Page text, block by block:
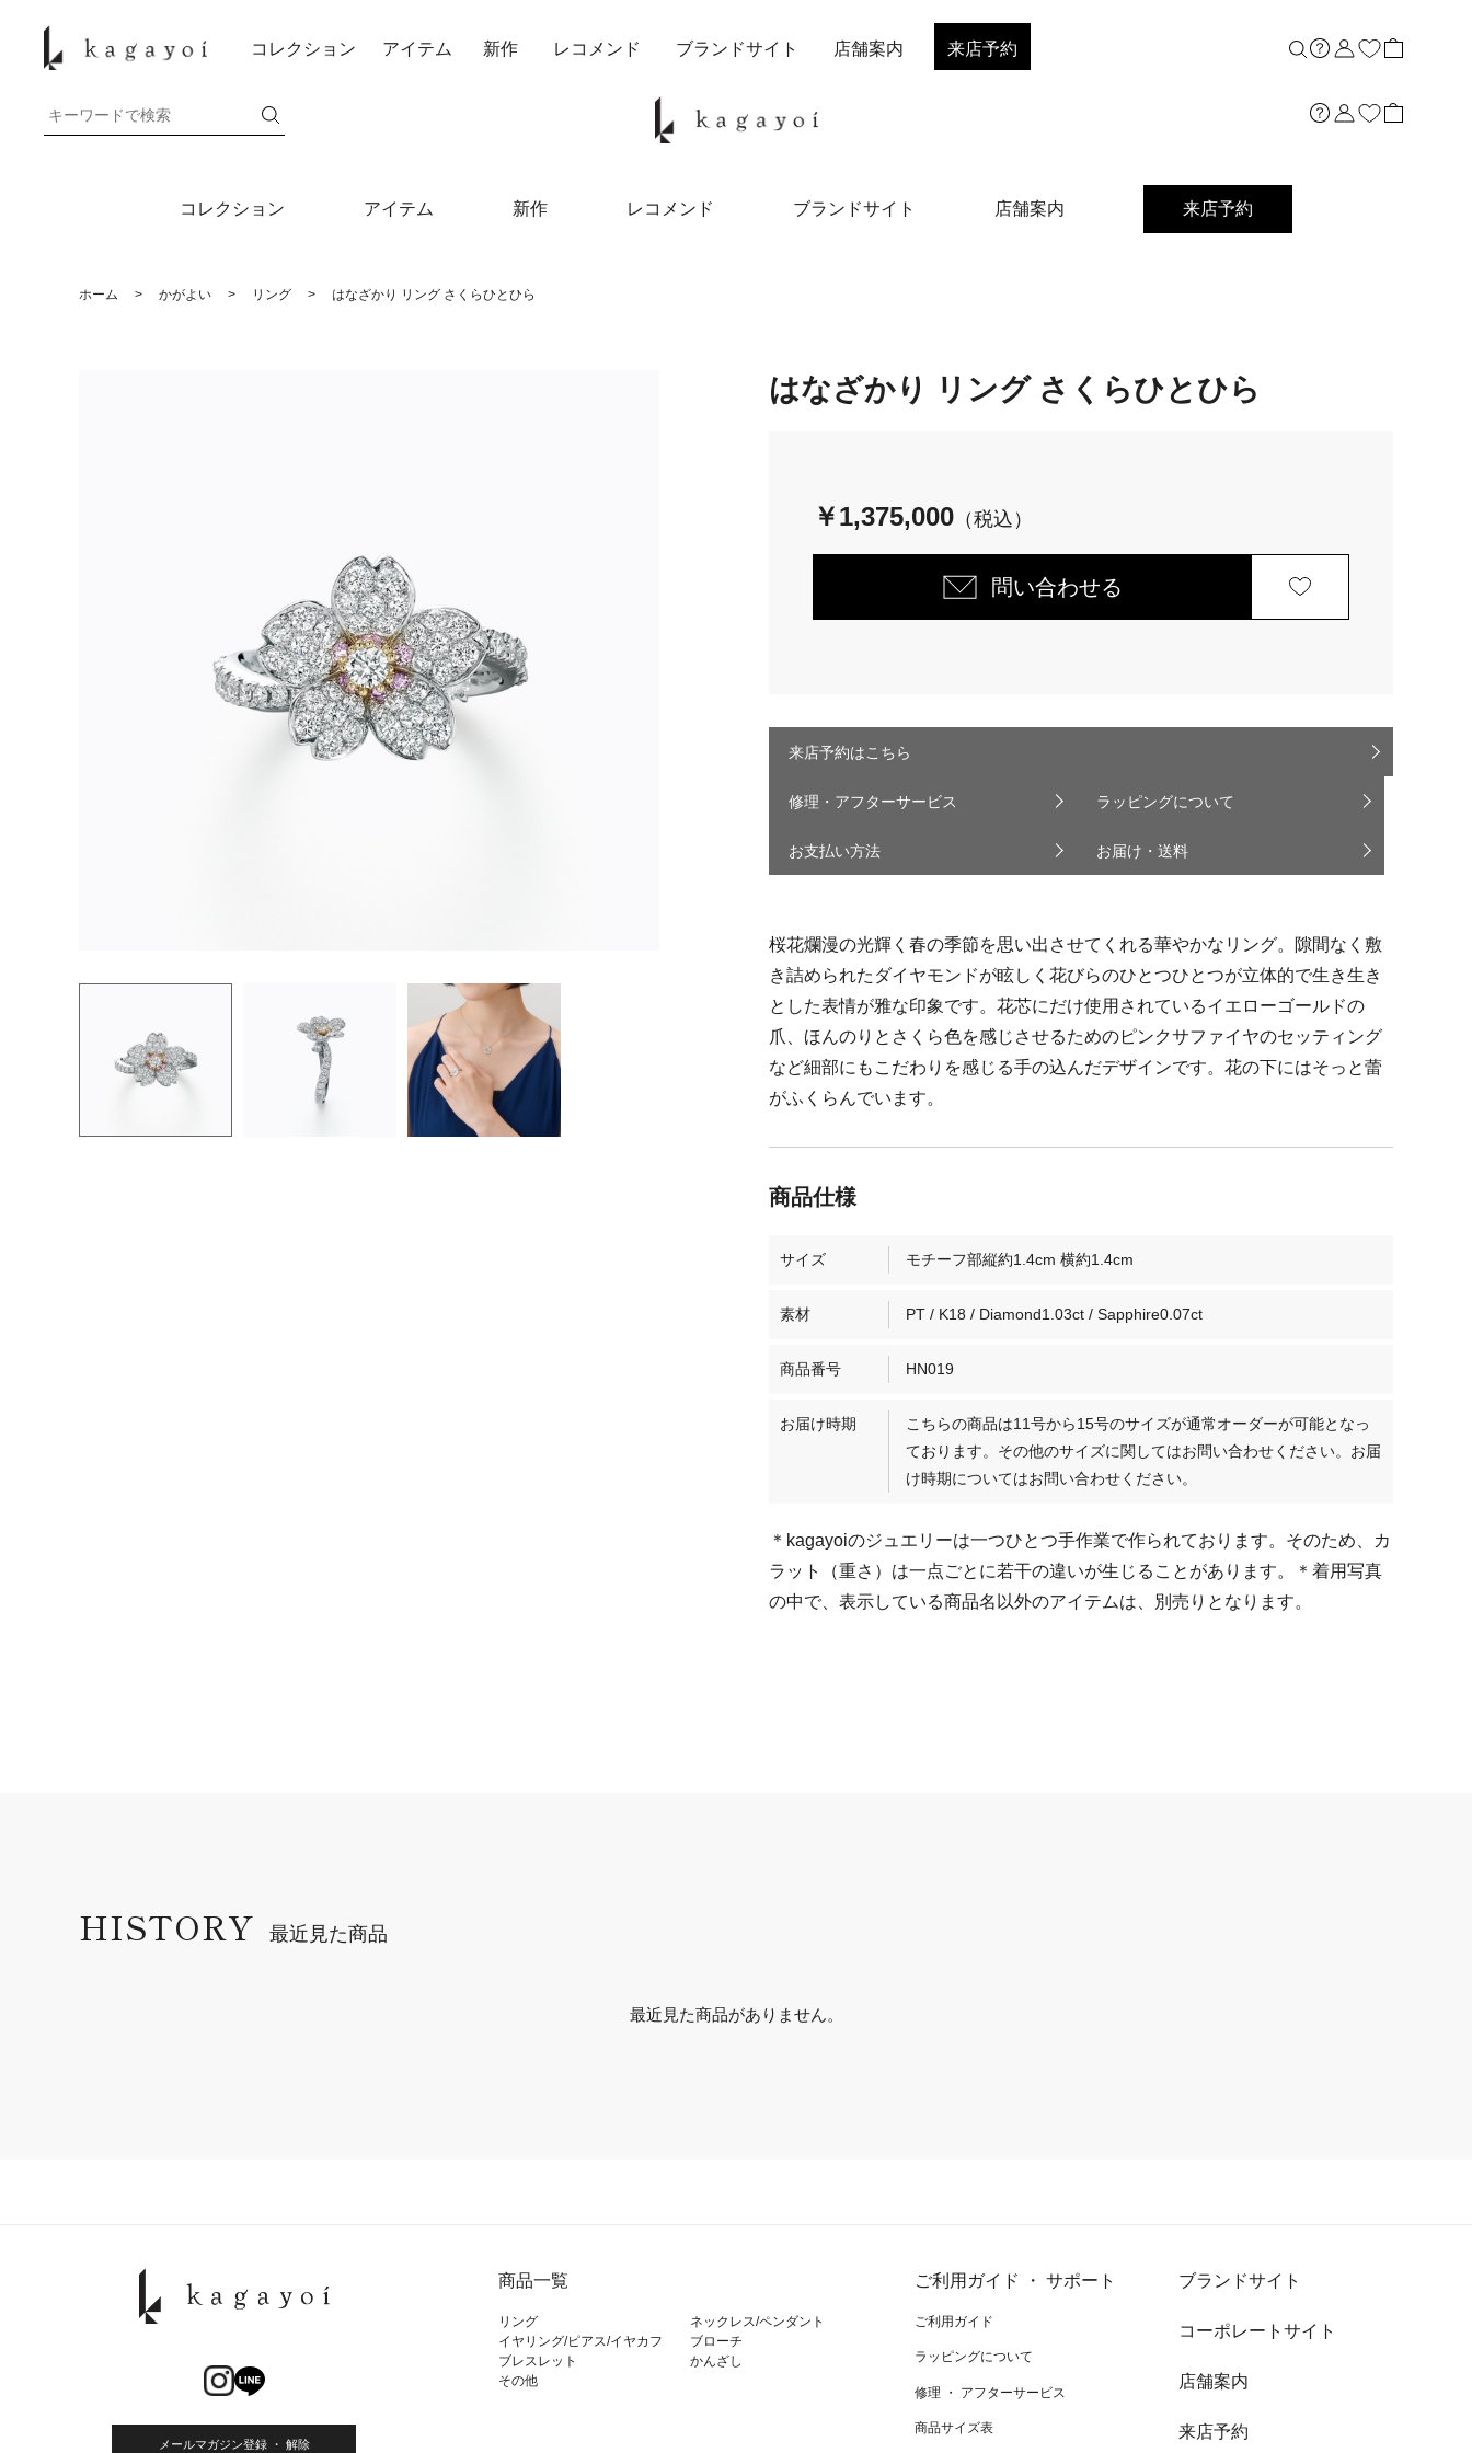
コレクション アイテム 新作 レコメンド ブランドサイト 店舗案内 来店予約
コレクション アイテム 新作 レコメンド ブランドサイト 店舗案内 来店予約
ホーム > かがよい > リング > はなざかり リング さくらひとひら
はなざかり リング さくらひとひら
￥1,375,000
問い合わせる
来店予約はこちら
修理・アフターサービス ラッピングについて
お支払い方法 お届け・送料
桜花爛漫の光輝く春の季節を思い出させてくれる華やかなリング。隙間なく敷
き詰められたダイヤモンドが眩しく花びらのひとつひとつが立体的で生き生き
とした表情が雅な印象です。花芯にだけ使用されているイエローゴールドの
爪、ほんのりとさくら色を感じさせるためのピンクサファイヤのセッティング
など細部にもこだわりを感じる手の込んだデザインです。花の下にはそっと蕾
がふくらんでいます。
サイズ モチーフ部縦約1.4cm 横約1.4cm
素材 PT / K18 / Diamond1.03ct / Sapphire0.07ct
商品番号 HN019
お届け時期
こちらの商品は11号から15号のサイズが通常オーダーが可能となっ
ております。その他のサイズに関してはお問い合わせください。お届
け時期についてはお問い合わせください。
＊kagayoiのジュエリーは一つひとつ手作業で作られております。そのため、カ
ラット（重さ）は一点ごとに若干の違いが生じることがあります。＊着用写真
の中で、表示している商品名以外のアイテムは、別売りとなります。
HISTORY
最近見た商品がありません。
メールマガジン登録 ・ 解除
商品一覧
リング
ネックレス/ペンダント
イヤリング/ピアス/イヤカフ
ブローチ
ブレスレット
かんざし
その他
ご利用ガイド ・ サポート
ご利用ガイド
ラッピングについて
修理 ・ アフターサービス
商品サイズ表
ブランドサイト
コーポレートサイト
店舗案内
来店予約